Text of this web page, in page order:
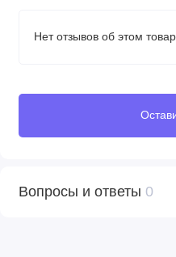
изменения в конструкцию,
Нет отзывов об этом
Вопросы и ответы 0